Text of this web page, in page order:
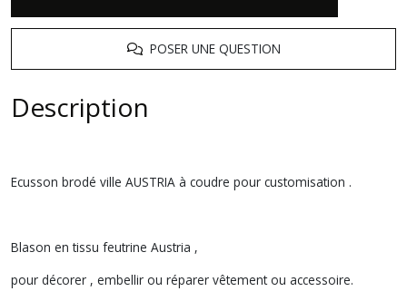
POSER UNE QUESTION
Description
Ecusson brodé ville AUSTRIA à coudre pour customisation .
Blason en tissu feutrine Austria ,
pour décorer , embellir ou réparer vêtement ou accessoire.